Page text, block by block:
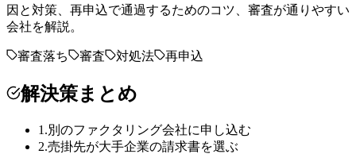
因と対策、再申込で通過するためのコツ、審査が通りやすい
会社を解説。
審査落ち 審査 対処法 再申込
解決策まとめ
1 .別のファクタリング会社に申し込む
2.売掛先が大手企業の請求書を選ぶ